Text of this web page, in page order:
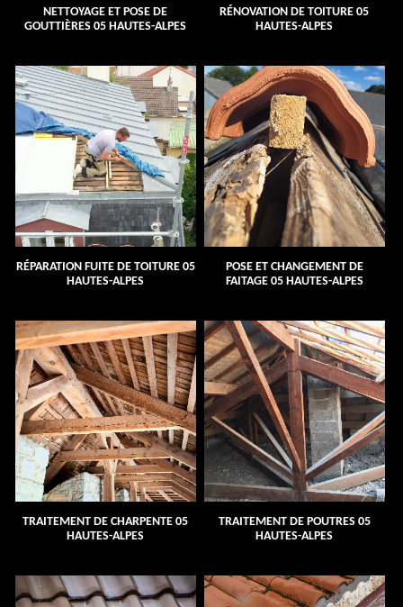
NETTOYAGE ET POSE DE
GOUTTIÈRES 05 HAUTES-ALPES
RÉNOVATION DE TOITURE 05
HAUTES-ALPES
RÉPARATION FUITE DE TOITURE 05
HAUTES-ALPES
POSE ET CHANGEMENT DE
FAITAGE 05 HAUTES-ALPES
TRAITEMENT DE CHARPENTE 05
HAUTES-ALPES
TRAITEMENT DE POUTRES 05
HAUTES-ALPES